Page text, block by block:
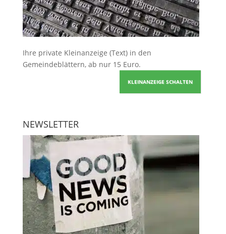
Ihre private Kleinanzeige (Text) in den
Gemeindeblättern, ab nur 15 Euro.
KLEINANZEIGE SCHALTEN
NEWSLETTER